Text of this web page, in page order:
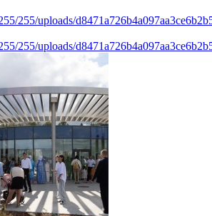
255/uploads/
255/uploads/